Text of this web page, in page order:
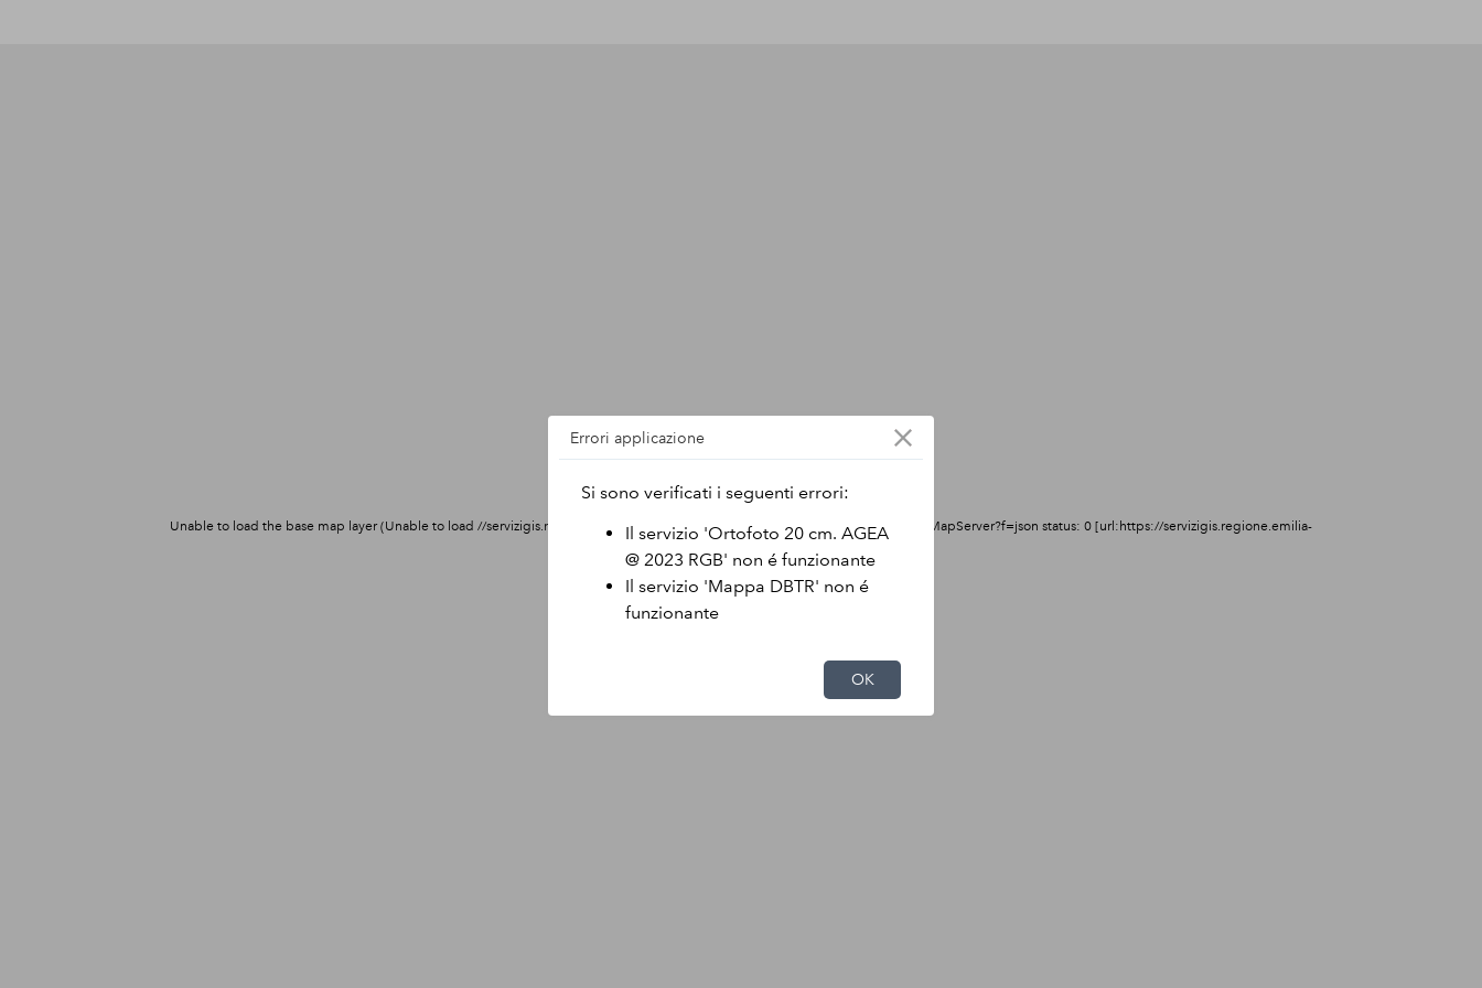
Errori applicazione
Si sono verificati i seguenti errori:
Il servizio 'Ortofoto 20 cm. AGEA
@ 2023 RGB' non é funzionante
Il servizio 'Mappa DBTR' non é
funzionante
OK
Unable to load the base map layer (Unable to load //servizigis.regione.emilia-romagna.it/arcgis/rest/services/cache/dbtr_es32/MapServer?f=json status: 0 [url:https://servizigis.regione.emilia-
romagna.it/arcgis/rest/services/cache/dbtr_es32/MapServer])